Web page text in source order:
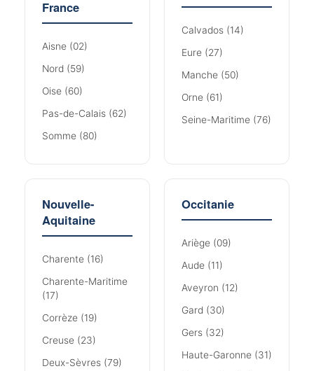
France
Aisne (02)
Nord (59)
Oise (60)
Pas-de-Calais (62)
Somme (80)
Calvados (14)
Eure (27)
Manche (50)
Orne (61)
Seine-Maritime (76)
Nouvelle-
Aquitaine
Charente (16)
Charente-Maritime
(17)
Corrèze (19)
Creuse (23)
Deux-Sèvres (79)
Occitanie
Ariège (09)
Aude (11)
Aveyron (12)
Gard (30)
Gers (32)
Haute-Garonne (31)